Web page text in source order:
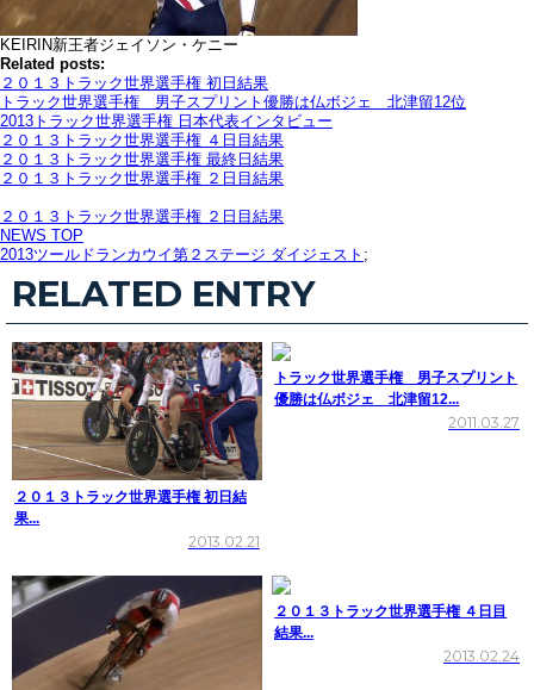
KEIRIN新王者ジェイソン・ケニー
Related posts:
２０１３トラック世界選手権 初日結果
トラック世界選手権 男子スプリント優勝は仏ボジェ 北津留12位
2013トラック世界選手権 日本代表インタビュー
２０１３トラック世界選手権 ４日目結果
２０１３トラック世界選手権 最終日結果
２０１３トラック世界選手権 ２日目結果
２０１３トラック世界選手権 ２日目結果
NEWS TOP
2013ツールドランカウイ第２ステージ ダイジェスト ;
RELATED ENTRY
２０１３トラック世界選手権 初日結
果...
2013.02.21
トラック世界選手権 男子スプリント
優勝は仏ボジェ 北津留12...
2011.03.27
２０１３トラック世界選手権 ４日目
結果...
2013.02.24